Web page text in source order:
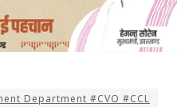
Department #CVO #CCL